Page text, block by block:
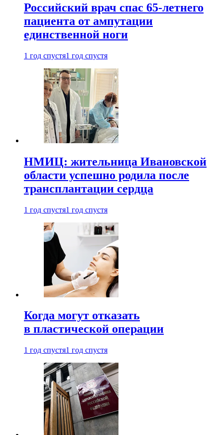
Российский врач спас 65-летнего
пациента от ампутации
единственной ноги
1 год спустя1 год спустя
НМИЦ: жительница Ивановской
области успешно родила после
трансплантации сердца
1 год спустя1 год спустя
Когда могут отказать
в пластической операции
1 год спустя1 год спустя